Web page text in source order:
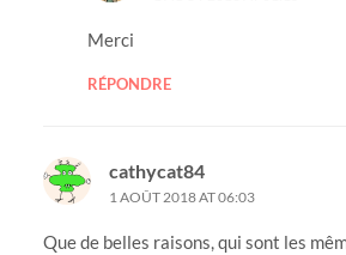
Merci
RÉPONDRE
cathycat84
1 AOÛT 2018 AT 06:03
Que de belles raisons, qui sont les